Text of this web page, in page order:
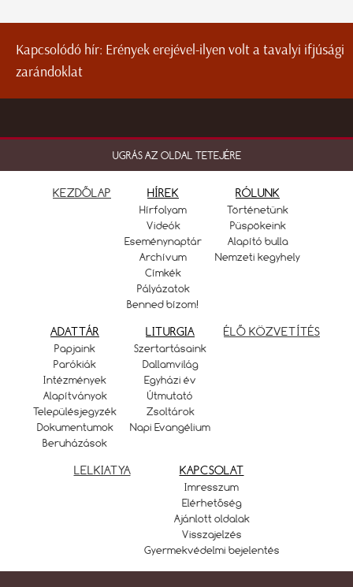
Kapcsolódó hír: Erények erejével-ilyen volt a tavalyi ifjúsági
zarándoklat
UGRÁS AZ OLDAL TETEJÉRE
KEZDŐLAP HÍREK
Hírfolyam
Videók
Eseménynaptár
Archívum
Címkék
Pályázatok
Benned bízom!
RÓLUNK
Történetünk
Püspökeink
Alapító bulla
Nemzeti kegyhely
ADATTÁR
Papjaink
Parókiák
Intézmények
Alapítványok
Településjegyzék
Dokumentumok
Beruházások
LITURGIA
Szertartásaink
Dallamvilág
Egyházi év
Útmutató
Zsoltárok
Napi Evangélium
ÉLŐ KÖZVETÍTÉS
LELKIATYA KAPCSOLAT
Imresszum
Elérhetőség
Ajánlott oldalak
Visszajelzés
Gyermekvédelmi bejelentés